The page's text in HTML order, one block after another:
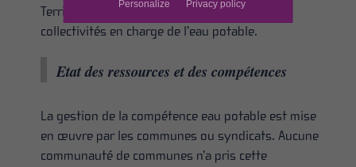
Territoriaux qu’il faut décliner auprès des
collectivités en charge de l’eau potable.
Etat des ressources et des compétences
La gestion de la compétence eau potable est mise
en œuvre par les communes ou syndicats. Aucune
communauté de communes n’a pris cette
Personalize Privacy policy